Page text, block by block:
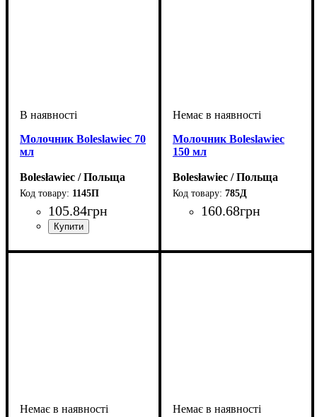
Молочник Boleslawiec 70
мл
Bolesławiec / Польща
1145П
105.84грн
Молочник Boleslawiec
150 мл
Bolesławiec / Польща
785Д
160.68грн